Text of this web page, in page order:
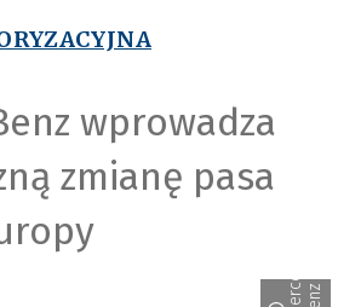
wprowadza
zmianę pasa
M
e
r
e
d
e
s
-
B
e
n